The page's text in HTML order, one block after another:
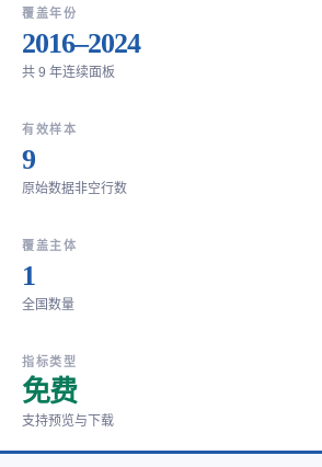
覆盖年份
2016–2024
共 9 年连续面板
有效样本
9
原始数据非空行数
覆盖主体
1
全国数量
指标类型
免费
支持预览与下载